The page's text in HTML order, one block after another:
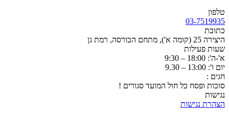
טלפון
03-7519935
כתובת
היצירה 25 (קומה א'), מתחם הבורסה, רמת גן
שעות פעילות
א'-ה': 18:00 – 9:30
יום ו': 13:00 – 9.30
חגים :
סוכות ופסח כל חול המועד סגורים !
נגישות
הצהרת נגישות